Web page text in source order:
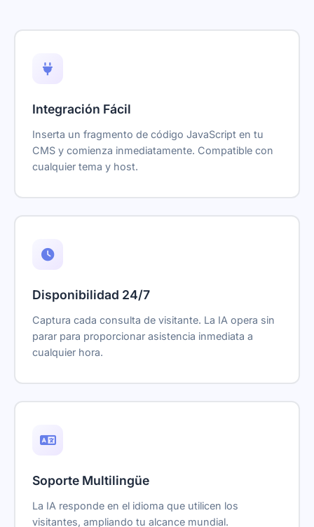
Integración Fácil
Inserta un fragmento de código JavaScript en tu
CMS y comienza inmediatamente. Compatible con
cualquier tema y host.
Disponibilidad 24/7
Captura cada consulta de visitante. La IA opera sin
parar para proporcionar asistencia inmediata a
cualquier hora.
Soporte Multilingüe
La IA responde en el idioma que utilicen los
visitantes, ampliando tu alcance mundial.